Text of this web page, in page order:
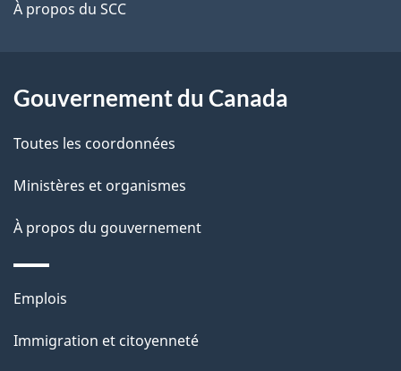
s
e
p
a
ce
À propos du SCC
Gouvernement du Canada
Toutes les coordonnées
Ministères et organismes
À propos du gouvernement
Thèmes
sujets
Emplois
Immigration et citoyenneté